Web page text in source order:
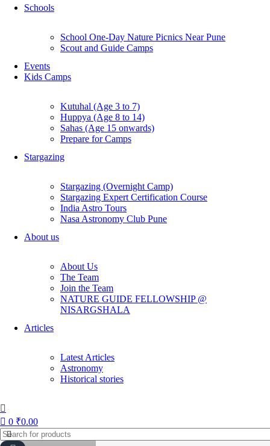
Schools
School One-Day Nature Picnics Near Pune
Scout and Guide Camps
Events
Kids Camps
Kutuhal (Age 3 to 7)
Huppya (Age 8 to 14)
Sahas (Age 15 onwards)
Prepare for Camps
Stargazing
Stargazing (Overnight Camp)
Stargazing Expert Certification Course
India Astro Tours
Nasa Astronomy Club Pune
About us
About Us
The Team
Join the Team
NATURE GUIDE FELLOWSHIP @
NISARGSHALA
Articles
Latest Articles
Astronomy
Historical stories
0 ₹0.00
0